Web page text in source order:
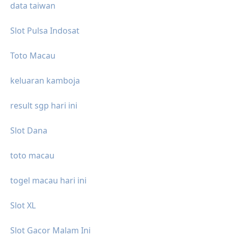
data taiwan
Slot Pulsa Indosat
Toto Macau
keluaran kamboja
result sgp hari ini
Slot Dana
toto macau
togel macau hari ini
Slot XL
Slot Gacor Malam Ini